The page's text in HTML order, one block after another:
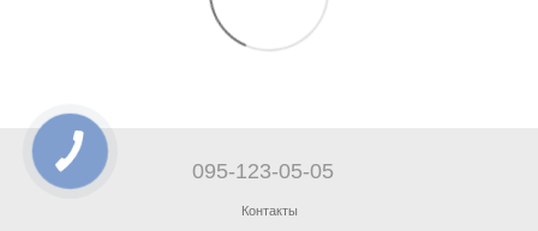
095-123-05-05
Контакты